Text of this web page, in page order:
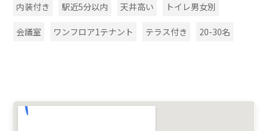
内装付き 駅近5分以内 天井高い トイレ男女別
会議室 ワンフロア1テナント テラス付き 20-30名